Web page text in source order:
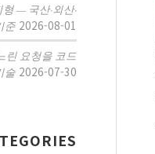
형 — 국산·외산·
준 2026-08-01
린 요청을 코드
술 2026-07-30